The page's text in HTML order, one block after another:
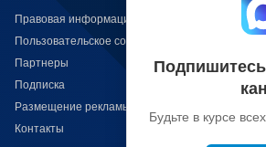
Правовая информация
Пользовательское соглашение
Партнеры
Подписка
Размещение рекламы
Контакты
Будьте в курсе